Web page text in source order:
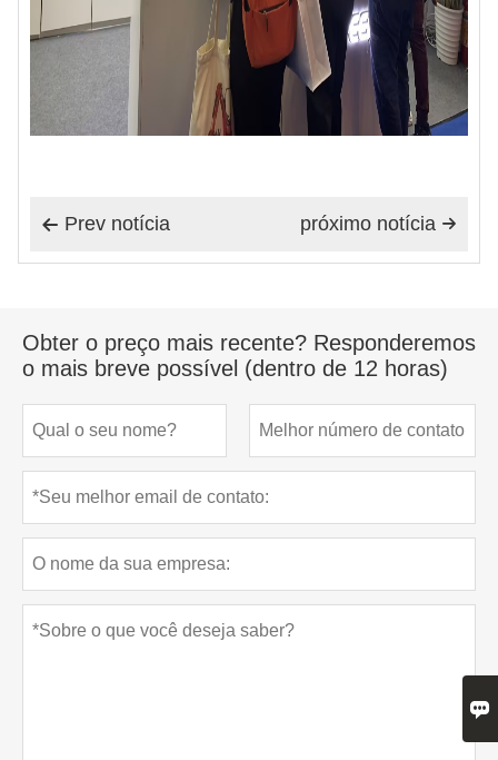
 Prev notícia 
próximo notícia
Obter o preço mais recente? Responderemos
o mais breve possível (dentro de 12 horas)
